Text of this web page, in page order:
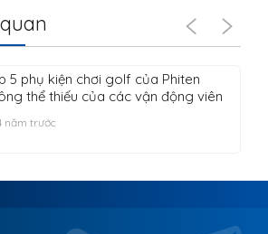
5 phụ kiện chơi golf của Phiten
thể thiếu của các vận động viên
năm trước